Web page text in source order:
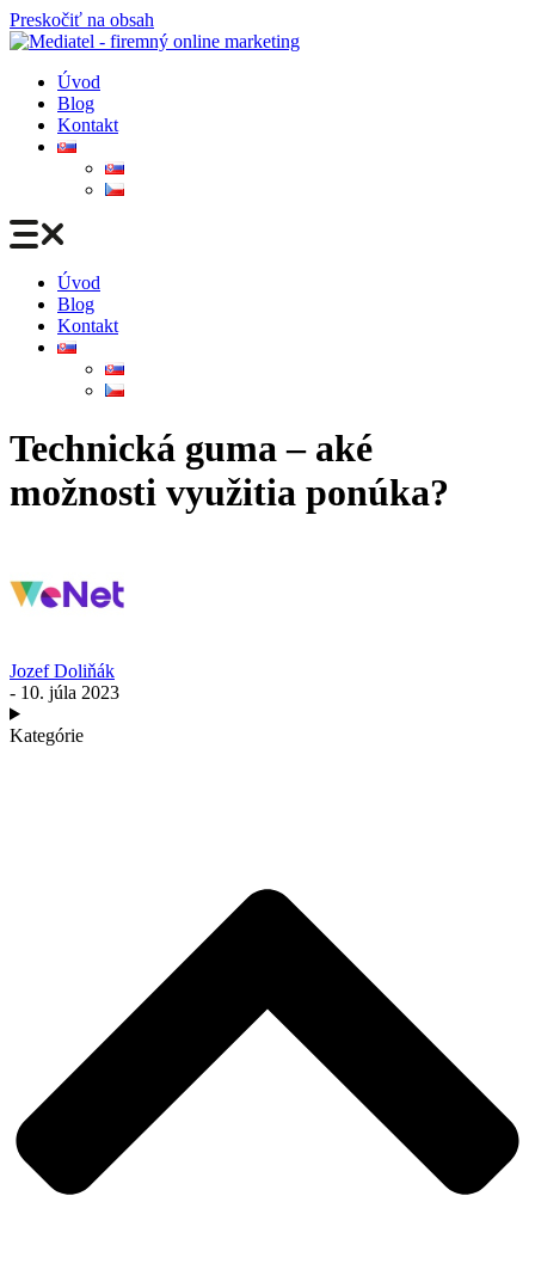
Preskočiť na obsah
Úvod
Blog
Kontakt
Úvod
Blog
Kontakt
Technická guma – aké
možnosti využitia ponúka?
Jozef Doliňák
- 10. júla 2023
Kategórie